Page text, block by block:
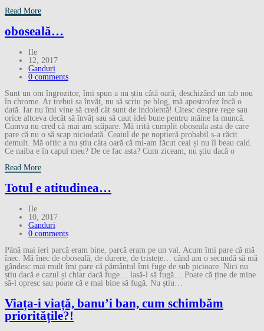
Read More
oboseală…
Ile
12, 2017
Ganduri
0 comments
Sunt un om îngrozitor, îmi spun a nu știu câtă oară, deschizând un tab nou
în chrome. Ar trebui sa învăț, nu să scriu pe blog, mă apostrofez încă o
dată. Iar nu îmi vine să cred cât sunt de indolentă! Citesc despre rege sau
orice altceva decât să învăț sau să caut idei bune pentru mâine la muncă.
Cumva nu cred că mai am scăpare. Mă irită cumplit oboseala asta de care
pare că nu o să scap niciodată. Ceaiul de pe noptieră probabil s-a răcit
demult. Mă oftic a nu știu câta oară că mi-am făcut ceai și nu îl beau cald.
Ce naiba e în capul meu? De ce fac asta? Cum ziceam, nu știu dacă o
Read More
Totul e atitudinea…
Ile
10, 2017
Ganduri
0 comments
Până mai ieri parcă eram bine, parcă eram pe un val. Acum îmi pare că mă
înec. Mă înec de oboseală, de durere, de tristețe… când am o secundă să mă
gândesc mai mult îmi pare că pământul îmi fuge de sub picioare. Nici nu
știu dacă e cazul și chiar dacă fuge… lasă-l să fugă… Poate că ține de mine
să-l opresc sau poate că e mai bine să fugă. Nu știu…
Viața-i viață, banu’i ban, cum schimbăm
prioritățile?!